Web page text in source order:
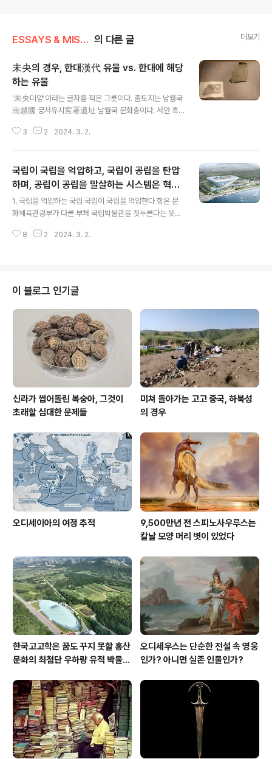
ESSAYS & MISCELLANIES 의 다른 글 더보기
未央의 경우, 한대漢代 유물 vs. 한대에 해당
하는 유물
'未央미앙'이라는 글자를 적은 그릇이다. 출토지는 남월국
南越國 궁서유지宮署遺址 남월국 문화층이다. 서안 혹
을 한대漢代 유적 혹은 유물이라 설명하는 도식은 재앙이
나 제조기법이 낙양이나 장안에서 만든 한대의 그것과 똑
같다 해서, 그래서 저런 유물을 출토하는 데가 漢나라 영역
인가? 아니면 장안성 미앙궁未央宮 분관이란 말인가? 내
가 늘 말하듯이 한대漢代 유적 유물과 한대에 해당하는 시
기에 만든 유적 유물은 반딧불과 번갯불 차이만큼 크다. 이
는 고고학 기본 중의 기본인데 둘을 혼동하는 망말이 다름
3 2 2024. 3. 2.
국립이 국립을 억압하고, 국립이 공립을 탄압
하며, 공립이 공립을 말살하는 시스템은 혁파
해야(1)
1. 국립을 억압하는 국립 국립이 국립을 억압한다 함은 문
화체육관광부가 다른 부처 국립박물관을 짓누른다는 뜻이
지자체가 운영 주체인 공립박물관을 탄압한다는 뜻이며,
술관 진흥법(약칭 박물관미술관법 혹은 박미법)에서 비롯
하는데, 이 법이 실은 박물관미술관 진흥이 아니라 그 억압
법임은 당장 그 제5조의3(박물관 및 미술관 진흥 시행계획
등)을 보면 문화체육관광부장관, 관계 중앙행정기관의 장
및 지방자치단체 장이 박물관 및 미술관 진흥 시행계획을
수립시행할 때는 시행계획에 따른 추진실적을 문..
8 2 2024. 3. 2.
이 블로그 인기글
신라가 씹어돌린 복숭아, 그것이
초래할 심대한 문제들
미쳐 돌아가는 고고 중국, 하북성
의 경우
오디세이아의 여정 추적
9,500만년 전 스피노사우루스는
칼날 모양 머리 볏이 있었다
한국고고학은 꿈도 꾸지 못할 홍산
문화의 최첨단 우하량 유적 박물관
오디세우스는 단순한 전설 속 영웅
인가? 아니면 실존 인물인가?